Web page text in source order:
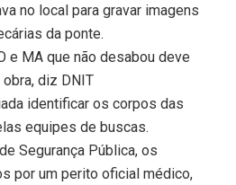
no local para gravar imagens
da ponte.
e MA que não desabou deve
diz DNIT
identificar os corpos das
equipes de buscas.
Segurança Pública, os
por um perito oficial médico,